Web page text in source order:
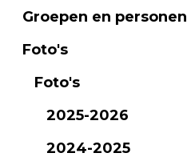
Groepen en personen
Foto's
Foto's
2025-2026
2024-2025